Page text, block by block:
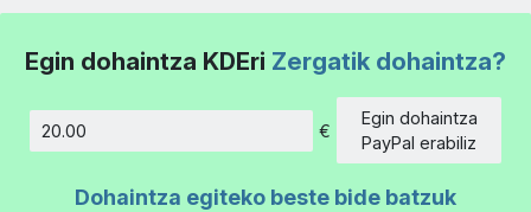
Egin dohaintza KDEri Zergatik dohaintza?
Kopurua
€
Egin dohaintza
PayPal erabiliz
Dohaintza egiteko beste bide batzuk